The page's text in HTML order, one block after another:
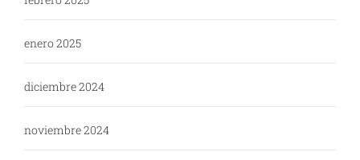
enero 2025
diciembre 2024
noviembre 2024